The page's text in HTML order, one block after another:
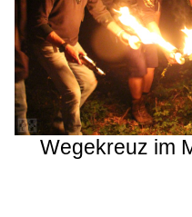
Wegekreuz im